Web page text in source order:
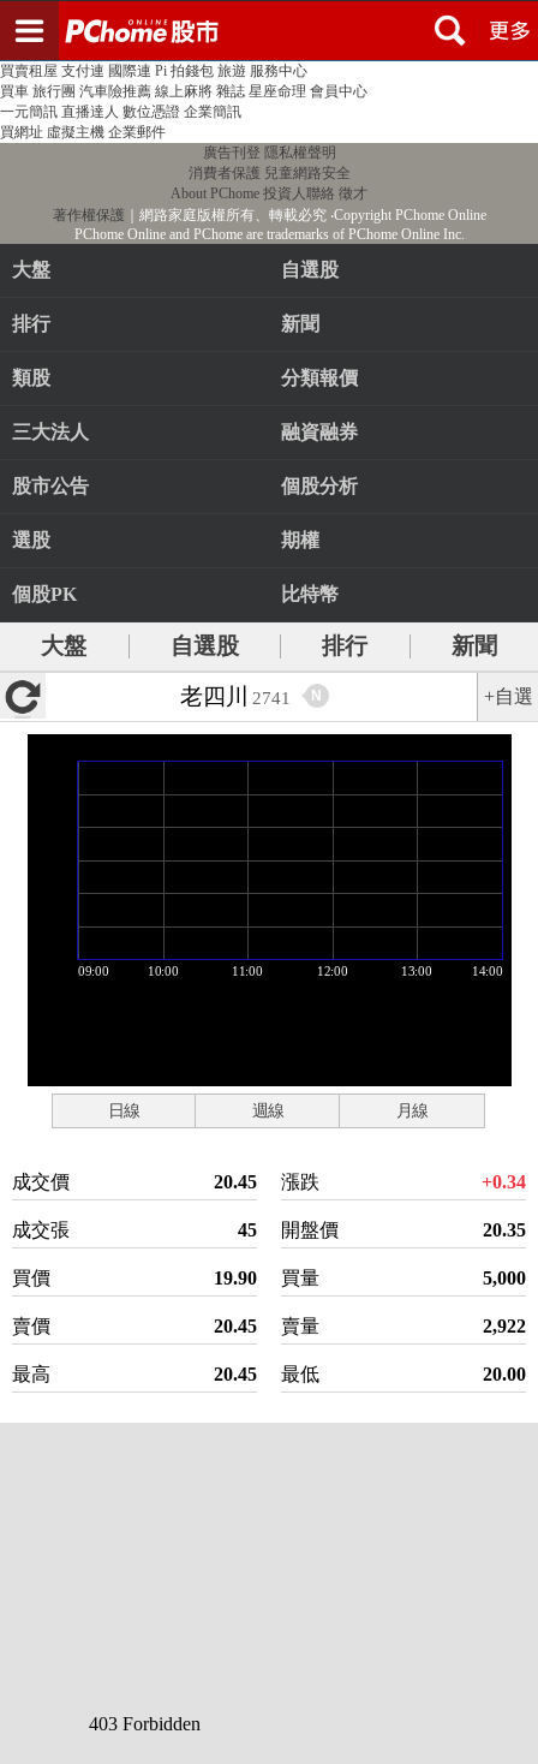
PChome首頁 線上購物 24h購物 書店
買賣租屋 支付連 國際連 Pi 拍錢包 旅遊 服務中心
買車 旅行團 汽車險推薦 線上麻將 雜誌 星座命理 會員中心
一元簡訊 直播達人 數位憑證 企業簡訊
買網址 虛擬主機 企業郵件
廣告刊登 隱私權聲明
消費者保護 兒童網路安全
About PChome 投資人聯絡 徵才
著作權保護 ｜網路家庭版權所有、轉載必究‧Copyright PChome Online
PChome Online and PChome are trademarks of PChome Online Inc.
大盤 自選股
排行 新聞
類股 分類報價
三大法人 融資融券
股市公告 個股分析
選股 期權
個股PK 比特幣
大盤 自選股 排行
新聞
老四川
2741 N +自選
日線 週線 月線
成交價 20.45
成交張 45
買價 19.90
賣價 20.45
最高 20.45
漲跌 +0.34
開盤價 20.35
買量 5,000
賣量 2,922
最低 20.00